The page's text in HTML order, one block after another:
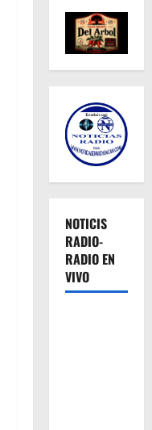
NOTICIS
RADIO-
RADIO EN
VIVO